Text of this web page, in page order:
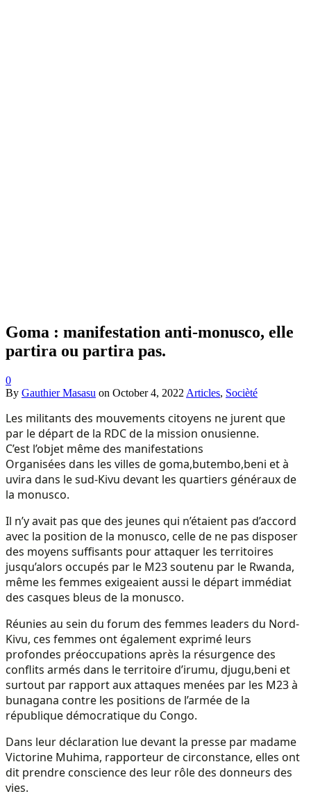
Goma : manifestation anti-monusco, elle
partira ou partira pas.
0
By Gauthier Masasu on October 4, 2022 Articles, Socièté
Les militants des mouvements citoyens ne jurent que
par le départ de la RDC de la mission onusienne.
C’est l’objet même des manifestations
Organisées dans les villes de goma,butembo,beni et à
uvira dans le sud-Kivu devant les quartiers généraux de
la monusco.
Il n’y avait pas que des jeunes qui n’étaient pas d’accord
avec la position de la monusco, celle de ne pas disposer
des moyens suffisants pour attaquer les territoires
jusqu’alors occupés par le M23 soutenu par le Rwanda,
même les femmes exigeaient aussi le départ immédiat
des casques bleus de la monusco.
Réunies au sein du forum des femmes leaders du Nord-
Kivu, ces femmes ont également exprimé leurs
profondes préoccupations après la résurgence des
conflits armés dans le territoire d’irumu, djugu,beni et
surtout par rapport aux attaques menées par les M23 à
bunagana contre les positions de l’armée de la
république démocratique du Congo.
Dans leur déclaration lue devant la presse par madame
Victorine Muhima, rapporteur de circonstance, elles ont
dit prendre conscience des leur rôle des donneurs des
vies.